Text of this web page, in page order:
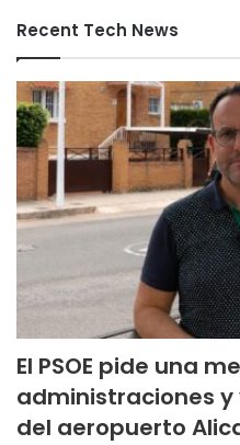
Recent Tech News
El PSOE pide una
administraciones y
del aeropuerto